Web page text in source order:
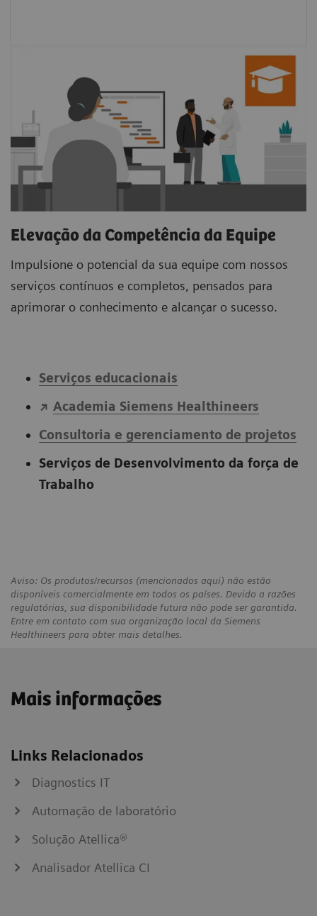
Elevação da Competência da Equipe
Impulsione o potencial da sua equipe com nossos
serviços contínuos e completos, pensados para
aprimorar o conhecimento e alcançar o sucesso.
Serviços educacionais
Academia Siemens Healthineers
Consultoria e gerenciamento de projetos
Serviços de Desenvolvimento da força de
Trabalho
Aviso: Os produtos/recursos (mencionados aqui) não estão
disponíveis comercialmente em todos os países. Devido a razões
regulatórias, sua disponibilidade futura não pode ser garantida.
Entre em contato com sua organização local da Siemens
Healthineers para obter mais detalhes.
Mais informações
Links Relacionados
Diagnostics IT
Automação de laboratório
Solução Atellica®
Analisador Atellica CI